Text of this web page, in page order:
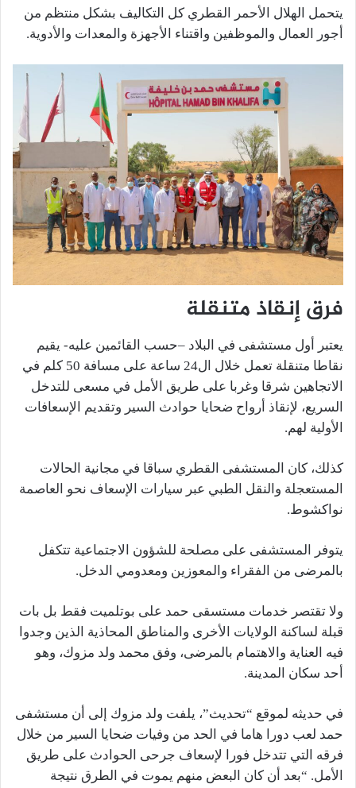
يتحمل الهلال الأحمر القطري كل التكاليف بشكل منتظم من
أجور العمال والموظفين واقتناء الأجهزة والمعدات والأدوية.
فرق إنقاذ متنقلة
يعتبر أول مستشفى في البلاد –حسب القائمين عليه- يقيم
نقاطا متنقلة تعمل خلال ال24 ساعة على مسافة 50 كلم في
الاتجاهين شرقا وغربا على طريق الأمل في مسعى للتدخل
السريع، لإنقاذ أرواح ضحايا حوادث السير وتقديم الإسعافات
الأولية لهم.
كذلك، كان المستشفى القطري سباقا في مجانية الحالات
المستعجلة والنقل الطبي عبر سيارات الإسعاف نحو العاصمة
نواكشوط.
يتوفر المستشفى على مصلحة للشؤون الاجتماعية تتكفل
بالمرضى من الفقراء والمعوزين ومعدومي الدخل.
ولا تقتصر خدمات مستسقى حمد على بوتلميت فقط بل بات
قبلة لساكنة الولايات الأخرى والمناطق المحاذية الذين وجدوا
فيه العناية والاهتمام بالمرضى، وفق محمد ولد مزوك، وهو
أحد سكان المدينة.
في حديثه لموقع “تحديث”، يلفت ولد مزوك إلى أن مستشفى
حمد لعب دورا هاما في الحد من وفيات ضحايا السير من خلال
فرقه التي تتدخل فورا لإسعاف جرحى الحوادث على طريق
الأمل. “بعد أن كان البعض منهم يموت في الطرق نتيجة